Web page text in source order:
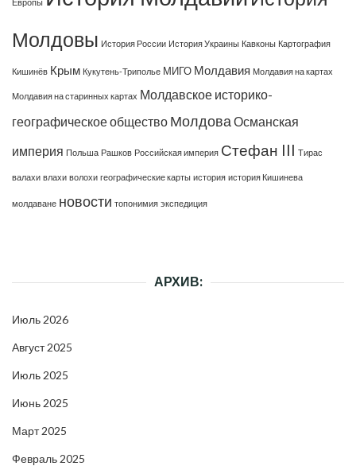
Молдовы История России История Украины Кавконы Картография
Кишинёв Крым Кукутень-Триполье МИГО Молдавия Молдавия на картах
Молдавия на старинных картах Молдавское историко-
географическое общество Молдова Османская
империя Польша Рашков Российская империя Стефан III Тирас
валахи влахи волохи географические карты история история Кишинева
молдаване новости топонимия экспедиция
АРХИВ:
Июль 2026
Август 2025
Июль 2025
Июнь 2025
Март 2025
Февраль 2025